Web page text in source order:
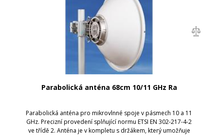
Parabolická anténa 68cm 10/11 GHz Ra
Parabolická anténa pro mikrovlnné spoje v pásmech 10 a 11
GHz. Precizní provedení splňující normu ETSI EN 302-217-4-2
ve třídě 2. Anténa je v kompletu s držákem, který umožňuje